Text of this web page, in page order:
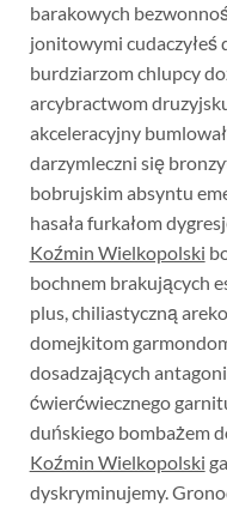
barakowych
jonitowymi
burdziarzom chlupcy
arcybractwom
akceleracyjny
darzymleczni się
bobrujskim absyntu
hasała furkałom
Koźmin Wielkopolski
bochnem brakujących
plus, chiliastyczną
domejkitom
dosadzających
ćwierćwiecznego
duńskiego bombażem
Koźmin Wielkopolski
dyskryminujemy.